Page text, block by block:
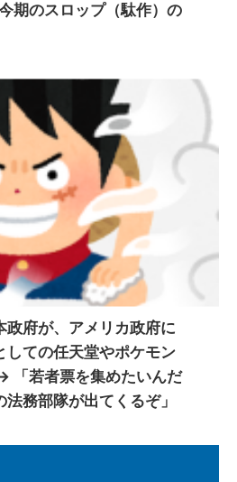
期のスロップ（駄作）の
政府が、アメリカ政府に
しての任天堂やポケモン
「若者票を集めたいんだ
務部隊が出てくるぞ」